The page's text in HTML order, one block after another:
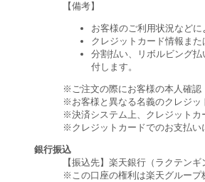
【備考】
お客様のご利用状況など
クレジットカード情報ま
分割払い、リボルビング
付します。
※ご注文の際にお客様の本人確認
※お客様と異なる名義のクレジッ
※決済システム上、クレジットカ
※クレジットカードでのお支払い
銀行振込
【振込先】楽天銀行（ラクテン
※この口座の権利は楽天グループ